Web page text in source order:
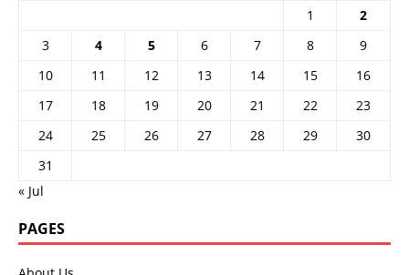
1
2
3
4 5 6 7 8
9
10
11 12 13 14 15
16
17
18 19 20 21 22
23
24
25 26 27 28 29
30
31
« Jul
PAGES